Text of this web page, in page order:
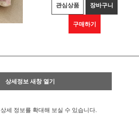
관심상품 장바구니
구매하기
상세정보 새창 열기
상세 정보를 확대해 보실 수 있습니다.